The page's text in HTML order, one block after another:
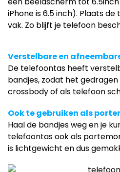
iPhone is 6.5 inch). Plaats
vak. Zo blijft je telefoon
Verstelbare en
De telefoontas heeft
bandjes, zodat het
crossbody of als telefoon
Ook te gebruiken als
Haal de bandjes weg en je
telefoontas ook als
is lichtgewicht en dus